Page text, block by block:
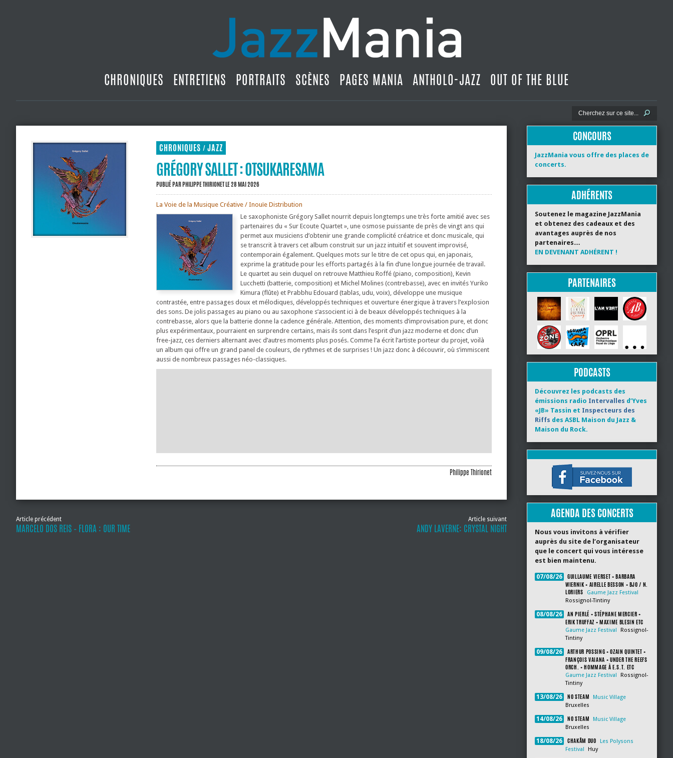
CHRONIQUES ENTRETIENS PORTRAITS SCÈNES PAGES MANIA ANTHOLO-JAZZ OUT OF THE BLUE
CHRONIQUES / JAZZ
GRÉGORY SALLET : OTSUKARESAMA
PUBLIÉ PARPHILIPPE THIRIONETLE 28 MAI 2026
La Voie de la Musique Créative / Inouïe Distribution
Le saxophoniste Grégory Sallet nourrit depuis longtemps une très forte amitié avec ses
partenaires du « Sur Ecoute Quartet », une osmose puissante de près de vingt ans qui
permet aux musiciens d’obtenir une grande complicité créatrice et donc musicale, qui
se transcrit à travers cet album construit sur un jazz intuitif et souvent improvisé,
contemporain également. Quelques mots sur le titre de cet opus qui, en japonais,
exprime la gratitude pour les efforts partagés à la fin d’une longue journée de travail.
Le quartet au sein duquel on retrouve Matthieu Roffé (piano, composition), Kevin
Lucchetti (batterie, composition) et Michel Molines (contrebasse), avec en invités Yuriko
Kimura (flûte) et Prabbhu Edouard (tablas, udu, voix), développe une musique
contrastée, entre passages doux et mélodiques, développés techniques et ouverture énergique à travers l’explosion
des sons. De jolis passages au piano ou au saxophone s’associent ici à de beaux développés techniques à la
contrebasse, alors que la batterie donne la cadence générale. Attention, des moments d’improvisation pure, et donc
plus expérimentaux, pourraient en surprendre certains, mais ils sont dans l’esprit d’un jazz moderne et donc d’un
free-jazz, ces derniers alternant avec d’autres moments plus posés. Comme l’a écrit l’artiste porteur du projet, voilà
un album qui offre un grand panel de couleurs, de rythmes et de surprises ! Un jazz donc à découvrir, où s’immiscent
aussi de nombreux passages néo-classiques.
Philippe Thirionet
Article précédent
MARCELO DOS REIS – FLORA : OUR TIME
Article suivant
ANDY LAVERNE: CRYSTAL NIGHT
CONCOURS
JazzMania vous offre des places de
concerts.
ADHÉRENTS
Soutenez le magazine JazzMania
et obtenez des cadeaux et des
avantages auprès de nos
partenaires…
EN DEVENANT ADHÉRENT !
PARTENAIRES
PODCASTS
Découvrez les podcasts des
émissions radio Intervalles d’Yves
«JB» Tassin et Inspecteurs des
Riffs des ASBL Maison du Jazz &
Maison du Rock.
AGENDA DES CONCERTS
Nous vous invitons à vérifier
auprès du site de l’organisateur
que le concert qui vous intéresse
est bien maintenu.
07/08/26
GUILLAUME VIERSET + BARBARA
WIERNIK + AIRELLE BESSON + BJO / N.
LORIERS
Gaume Jazz Festival
Rossignol-Tintiny
08/08/26
AN PIERLÉ + STÉPHANE MERCIER +
ERIK TRUFFAZ + MAXIME BLESIN ETC
Gaume Jazz Festival
Rossignol-
Tintiny
09/08/26
ARTHUR POSSING + OZAIN QUINTET +
FRANÇOIS VAIANA + UNDER THE REEFS
ORCH. + HOMMAGE À E.S.T. ETC
Gaume Jazz Festival
Rossignol-
Tintiny
13/08/26 NO STEAM
Music Village
Bruxelles
14/08/26 NO STEAM
Music Village
Bruxelles
18/08/26 CHAKÂM DUO
Les Polysons
Festival
Huy